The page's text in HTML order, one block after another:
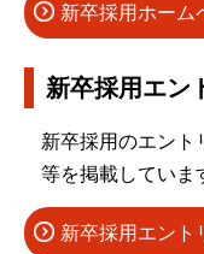
新卒採用ホーム
新卒採用エン
新卒採用のエント
等を掲載していま
新卒採用エント